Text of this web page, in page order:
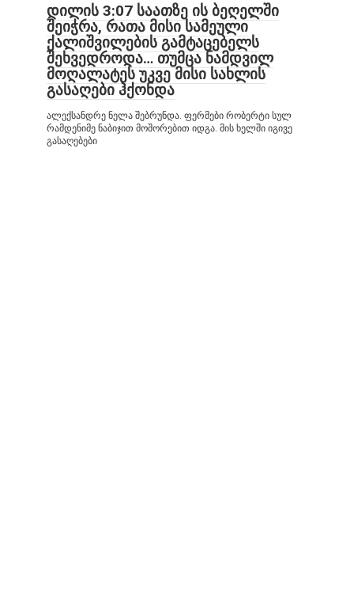
დილის 3:07 საათზე ის ბეღელში
შეიჭრა, რათა მისი სამეული
ქალიშვილების გამტაცებელს
შეხვედროდა… თუმცა ნამდვილ
მოღალატეს უკვე მისი სახლის
გასაღები ჰქონდა
ალექსანდრე ნელა შებრუნდა. ფერმები რობერტი სულ
რამდენიმე ნაბიჯით მოშორებით იდგა. მის ხელში იგივე
გასაღებები